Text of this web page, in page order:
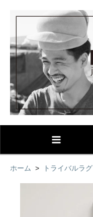
ホーム > トライバルラグ